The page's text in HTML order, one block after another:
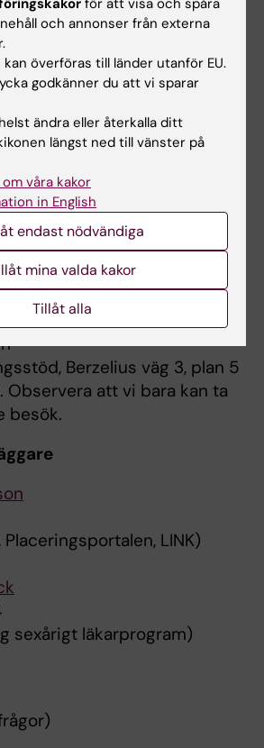
för PIL via mejl
handläggare och
har kontor på Avdelningen för
Berzelius väg 3, plan 5
Observera att vi bara kan ta
besök.
LINK)
sexårigt läkarprogram)
för att visa och spåra
och annonser från externa
överföras till länder utanför EU.
godkänner du att vi sparar
ändra eller återkalla ditt
längst ned till vänster på
våra kakor
in English
endast nödvändiga
mina valda kakor
Tillåt alla